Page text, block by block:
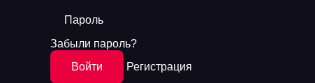
Пароль
Забыли пароль?
Войти
Регистрация